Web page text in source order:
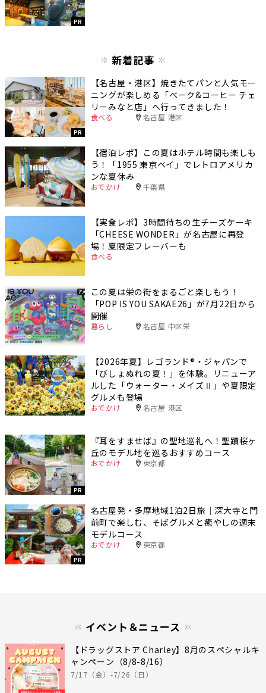
PR
新着記事
PR
【名古屋・港区】焼きたてパンと人気モー
ニングが楽しめる「ベーク&コーヒー チェ
リーみなと店」へ行ってきました！
食べる 名古屋 港区
【宿泊レポ】この夏はホテル時間も楽しも
う！「1955 東京ベイ」でレトロアメリカ
ンな夏休み
おでかけ 千葉県
【実食レポ】3時間待ちの生チーズケーキ
「CHEESE WONDER」が名古屋に再登
場！夏限定フレーバーも
食べる
この夏は栄の街をまるごと楽しもう！
「POP IS YOU SAKAE26」が7月22日から
開催
暮らし 名古屋 中区栄
【2026年夏】レゴランド®・ジャパンで
「びしょぬれの夏！」を体験。リニューア
ルした「ウォーター・メイズⅡ」や夏限定
グルメも登場
おでかけ 名古屋 港区
PR
『耳をすませば』の聖地巡礼へ！聖蹟桜ヶ
丘のモデル地を巡るおすすめコース
おでかけ 東京都
PR
名古屋発・多摩地域1泊2日旅｜深大寺と門
前町で楽しむ、そばグルメと癒やしの週末
モデルコース
おでかけ 東京都
イベント＆ニュース
【ドラッグストア Charley】8月のスペシャルキ
ャンペーン（8/8-8/16）
7/17（金）-7/26（日）